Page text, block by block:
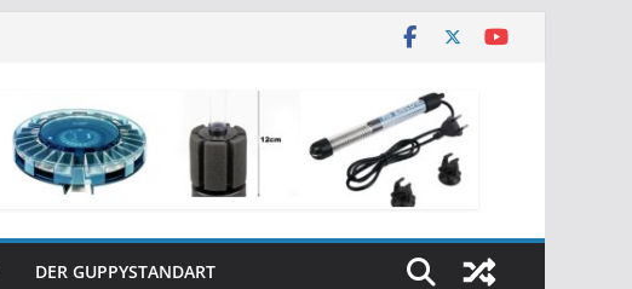
DER GUPPYSTANDART